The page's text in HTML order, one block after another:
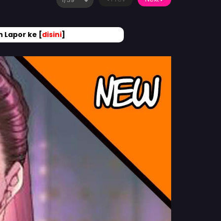
Lapor ke [disini]